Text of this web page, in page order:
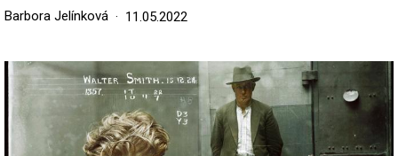
Barbora Jelínková 11.05.2022
Image